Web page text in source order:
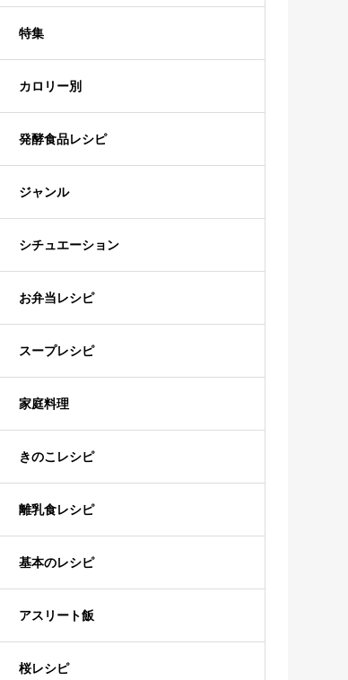
特集
カロリー別
発酵食品レシピ
ジャンル
シチュエーション
お弁当レシピ
スープレシピ
家庭料理
きのこレシピ
離乳食レシピ
基本のレシピ
アスリート飯
桜レシピ